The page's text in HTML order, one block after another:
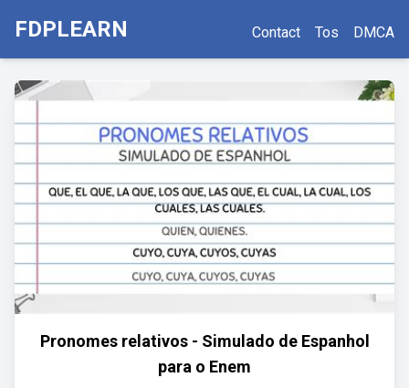
FDPLEARN Contact Tos DMCA
Pronomes relativos - Simulado de Espanhol
para o Enem